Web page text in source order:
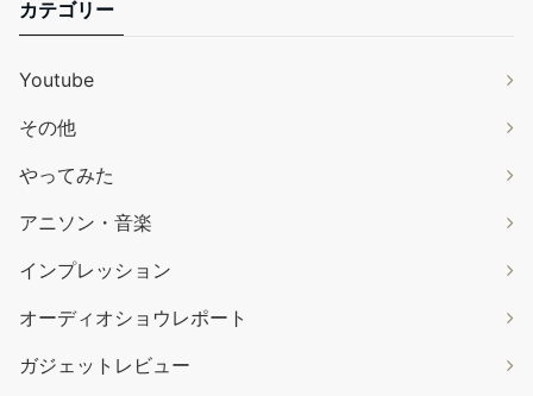
カテゴリー
Youtube
その他
やってみた
アニソン・音楽
インプレッション
オーディオショウレポート
ガジェットレビュー